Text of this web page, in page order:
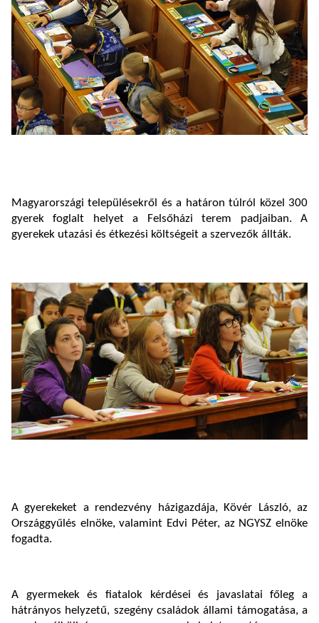
Magyarországi településekről és a határon túlról közel 300
gyerek foglalt helyet a Felsőházi terem padjaiban. A
gyerekek utazási és étkezési költségeit a szervezők állták.
A gyerekeket a rendezvény házigazdája, Kövér László, az
Országgyűlés elnöke, valamint Edvi Péter, az NGYSZ elnöke
fogadta.
A gyermekek és fiatalok kérdései és javaslatai főleg a
hátrányos helyzetű, szegény családok állami támogatása, a